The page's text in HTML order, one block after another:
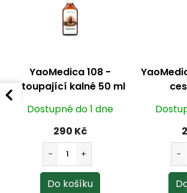
YaoMedica 108 -
Stoupající kalné 50 ml
Dostupné do 1 dne
290 Kč